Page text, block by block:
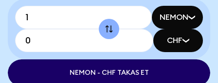
NEMON
CHF
NEMON - CHF TAKAS ET